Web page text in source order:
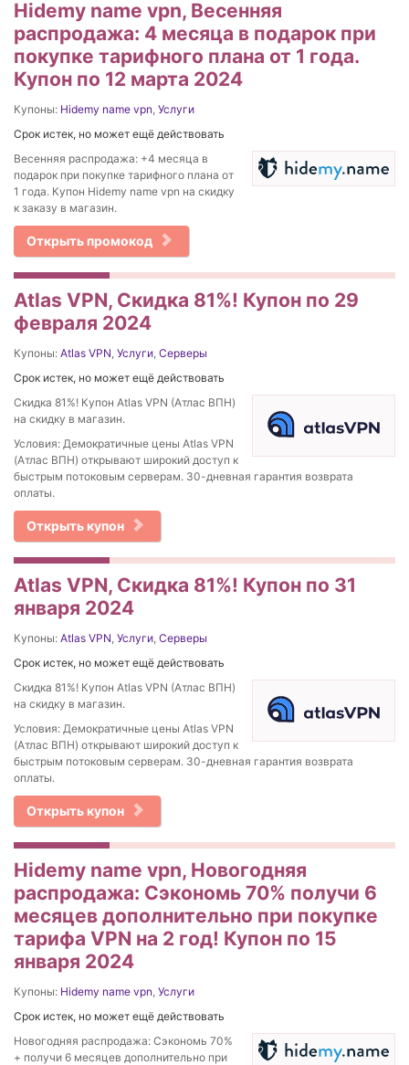
Hidemy name vpn, Весенняя
распродажа: 4 месяца в подарок при
покупке тарифного плана от 1 года.
Купон по 12 марта 2024
Купоны: Hidemy name vpn Услуги
Срок истек, но может ещё действовать
Весенняя распродажа: +4 месяца в
подарок при покупке тарифного плана от
1 года. Купон Hidemy name vpn на скидку
к заказу в магазин.
Открыть промокод
Atlas VPN, Скидка 81%! Купон по 29
февраля 2024
Купоны: Atlas VPN Услуги Серверы
Срок истек, но может ещё действовать
Скидка 81%! Купон Atlas VPN (Атлас ВПН)
на скидку в магазин.
Условия: Демократичные цены Atlas VPN
(Атлас ВПН) открывают широкий доступ к
быстрым потоковым серверам. 30-дневная гарантия возврата
оплаты.
Открыть купон
Atlas VPN, Скидка 81%! Купон по 31
января 2024
Купоны: Atlas VPN Услуги Серверы
Срок истек, но может ещё действовать
Скидка 81%! Купон Atlas VPN (Атлас ВПН)
на скидку в магазин.
Условия: Демократичные цены Atlas VPN
(Атлас ВПН) открывают широкий доступ к
быстрым потоковым серверам. 30-дневная гарантия возврата
оплаты.
Открыть купон
Hidemy name vpn, Новогодняя
распродажа: Сэкономь 70% получи 6
месяцев дополнительно при покупке
тарифа VPN на 2 год! Купон по 15
января 2024
Купоны: Hidemy name vpn Услуги
Срок истек, но может ещё действовать
Новогодняя распродажа: Сэкономь 70%
+ получи 6 месяцев дополнительно при